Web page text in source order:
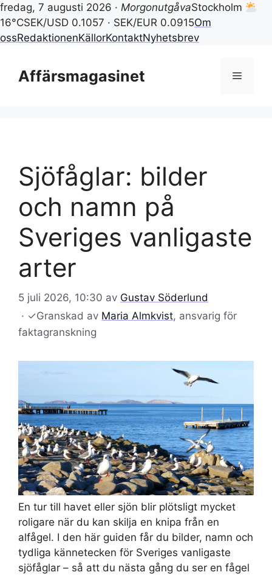
fredag, 7 augusti 2026 · MorgonutgåvaStockholm
16°CSEK/USD 0.1057 · SEK/EUR 0.0915Om
ossRedaktionenKällorKontaktNyhetsbrev
innehållAffärsmagasinet Meny
Sjöfåglar: bilder
och namn på
Sveriges vanligaste
arter
5 juli 2026, 10:30 av Gustav Söderlund
· ✓Granskad av Maria Almkvist, ansvarig för
faktagranskning
En tur till havet eller sjön blir plötsligt mycket
roligare när du kan skilja en knipa från en
alfågel. I den här guiden får du bilder, namn och
tydliga kännetecken för Sveriges vanligaste
sjöfåglar – så att du nästa gång du ser en fågel